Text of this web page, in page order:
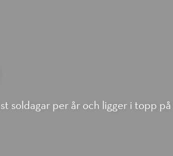
soldagar per år och ligger i topp på